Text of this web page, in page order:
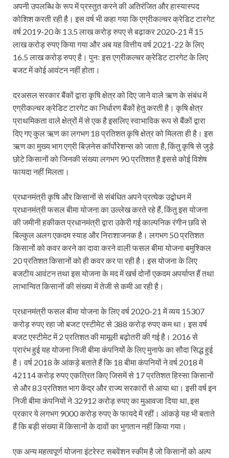
अपनी उपलब्धि के रूप में प्रस्तुत करने की अतिरंजित और हास्यास्पद
कोशिश करती रही है। इस वर्ष भी कहा गया कि एग्रीकल्चर क्रेडिट टारगेट
वर्ष 2019-20 के 13.5 लाख करोड़ रुपए से बढ़ाकर 2020-21 में 15
लाख करोड़ रुपए किया गया और अब यह वित्तीय वर्ष 2021-22 के लिए
16.5 लाख करोड़ रुपए है। पुनः इस एग्रीकल्चर क्रेडिट टारगेट के लिए
बजट में कोई आवंटन नहीं होता।
दरअसल सरकार बैंकों द्वारा कृषि क्षेत्र को दिए जाने वाले ऋण के संबंध में
एग्रीकल्चर क्रेडिट टारगेट का निर्धारण बैंकों हेतु करती है। कृषि क्षेत्र
प्राथमिकता वाले क्षेत्रों में से एक है इसलिए स्वाभाविक रूप से बैंकों द्वारा
दिए गए कुल ऋण का लगभग 18 प्रतिशत कृषि क्षेत्र को मिलता ही है। इस
ऋण का मुख्य भाग एग्री बिज़नेस कॉर्पोरेशन्स को जाता है, किंतु कृषि से जुड़े
छोटे किसानों को जिनकी संख्या लगभग 90 प्रतिशत है इससे कोई विशेष
फायदा नहीं मिलता।
प्रधानमंत्री कृषि और किसानों से संबंधित अपने प्रत्येक उद्बोधन में
प्रधानमंत्री फसल बीमा योजना का उल्लेख करते रहे हैं, किंतु इस योजना
की जमीनी हकीकत प्रधानमंत्री द्वारा उकेरी गई काल्पनिक रंगीन छवि से
बिल्कुल अलग एकदम स्याह और निराशाजनक है। लगभग 50 प्रतिशत
किसानों को कवर करने का दावा करने वाली फसल बीमा योजना बमुश्किल
20 प्रतिशत किसानों को ही कवर कर पा रही है। इस योजना के लिए
बजटीय आवंटन तथा इस योजना के मद में खर्च दोनों एकदम अपर्याप्त हैं तथा
लाभान्वित किसानों की संख्या में तेजी से कमी आ रही है।
प्रधानमंत्री फसल बीमा योजना के लिए वर्ष 2020-21 में व्यय 15307
करोड़ रुपए रहा जो बजट एस्टीमेट से 388 करोड़ रुपए कम था। इस वर्ष
बजट एस्टीमेट में 2 प्रतिशत की मामूली बढ़ोतरी की गई है। 2016 से
प्रारंभ हुई यह योजना निजी बीमा कंपनियों के लिए मुनाफे का सौदा सिद्ध हुई
है। वर्ष 2018 के आंकड़े बताते हैं कि 18 बीमा कंपनियों ने वर्ष 2018 में
42114 करोड़ रुपए एकत्रित किए जिसमें से 17 प्रतिशत हिस्सा किसानों
से और 83 प्रतिशत भाग केंद्र और राज्य सरकारों से आया था। इसी वर्ष इन
निजी बीमा कंपनियों ने 32912 करोड़ रुपए का मुआवजा दिया था, इस
प्रकार ये लगभग 9000 करोड़ रुपए के फायदे में रहीं। आंकड़े यह भी बताते
हैं कि बड़ी संख्या में किसानों के दावों का भुगतान नहीं किया गया।
एक अन्य महत्वपूर्ण योजना इंटरेस्ट सबवेंशन स्कीम है जो किसानों को अल्प